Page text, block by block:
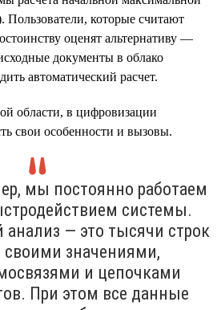
которые считают
оценят альтернативу —
документы в облако
автоматический расчет.
области, в цифровизации
свои особенности и вызовы.
мы постоянно работаем
системы.
— это тысячи строк
своими значениями,
и цепочками
При этом все данные